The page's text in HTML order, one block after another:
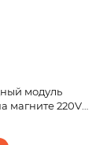
модуль
магните 220V
NW IP20 (LW-